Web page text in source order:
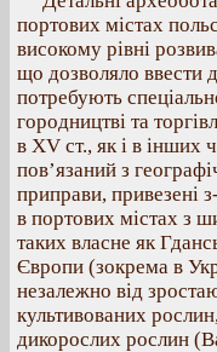
портових містах
високому рівні
що дозволяло ввести
потребують
городництві та
в XV ст., як і в інших
пов’язаний з
приправи, привезені
в портових містах з
таких власне як
Європи (зокрема в
незалежно від
культивованих
дикорослих рослин